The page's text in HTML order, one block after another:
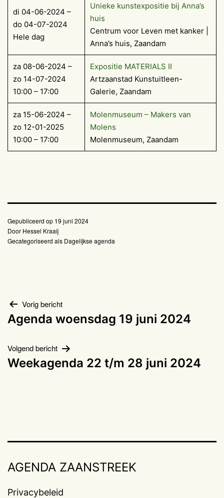
di 04-06-2024 –
do 04-07-2024
Hele dag
Unieke kunstexpositie bij Anna’s
huis
Centrum voor Leven met kanker |
Anna’s huis, Zaandam
za 08-06-2024 –
zo 14-07-2024
10:00 – 17:00
Expositie MATERIALS II
Artzaanstad Kunstuitleen-
Galerie, Zaandam
za 15-06-2024 –
zo 12-01-2025
10:00 – 17:00
Molenmuseum – Makers van
Molens
Molenmuseum, Zaandam
Gepubliceerd op 19 juni 2024
Door Hessel Kraaij
Gecategoriseerd als Dagelijkse agenda
Bericht
navigatie
Vorig bericht
Agenda woensdag 19 juni 2024
Volgend bericht
Weekagenda 22 t/m 28 juni 2024
AGENDA ZAANSTREEK
Privacybeleid